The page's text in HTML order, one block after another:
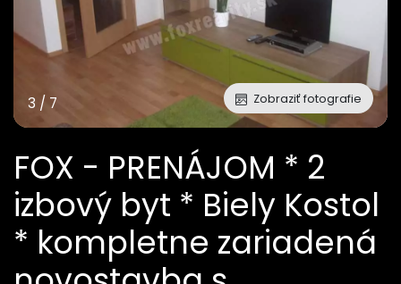
Zobraziť fotografie
Zobraziť fotografie
Zobraziť fotografie
3 / 7
FOX - PRENÁJOM * 2
izbový byt * Biely Kostol
* kompletne zariadená